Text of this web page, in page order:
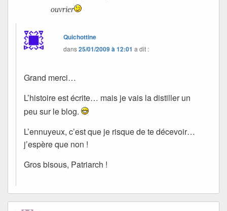
ouvrier
Quichottine
dans25/01/2009 à 12:01 a dit :
Grand merci…
L’histoire est écrite… mais je vais la distiller un
peu sur le blog.
L’ennuyeux, c’est que je risque de te décevoir…
j’espère que non !
Gros bisous, Patriarch !